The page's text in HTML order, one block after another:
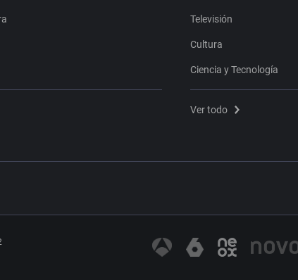
Televisión
Cultura
Ciencia y Tecnología
Ver todo